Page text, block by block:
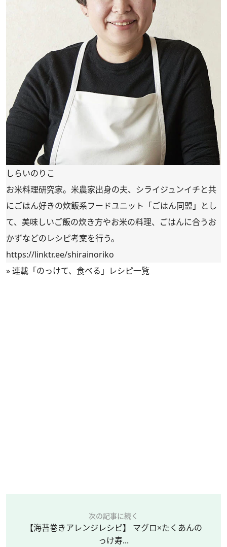
しらいのりこ
お米料理研究家。米農家出身の夫、シライジュンイチと共
にごはん好きの炊飯系フードユニット「ごはん同盟」とし
て、美味しいご飯の炊き方やお米の料理、ごはんに合うお
かずなどのレシピ考案を行う。
https://linktr.ee/shirainoriko
»連載「のっけて、食べる」レシピ一覧
次の記事に続く
【海苔巻きアレンジレシピ】 マグロ×たくあんの
っけ寿...